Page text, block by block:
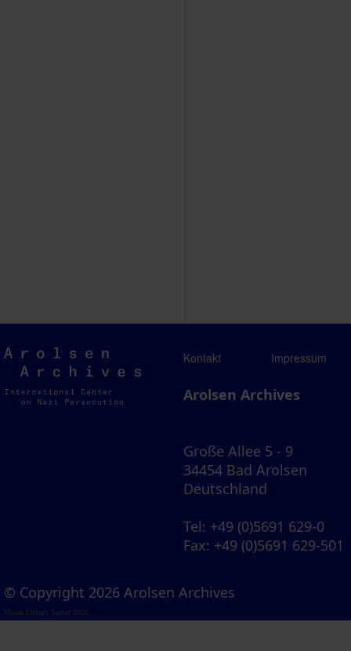
Arolsen
Archives
Kontakt Impressum
Arolsen Archives
Große Allee 5 - 9
34454 Bad Arolsen
Deutschland
Tel: +49 (0)5691 629-0
Fax: +49 (0)5691 629-501
© Copyright 2026 Arolsen Archives
Visual Library Server 2026